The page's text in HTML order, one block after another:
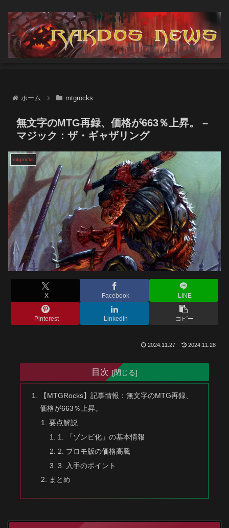
ホーム mtgrocks
無文字のMTG再録、価格が663％上昇。 –
マジック：ザ・ギャザリング
mtgrocks
X Facebook LINE
Pinterest LinkedIn コピー
2024.11.27 2024.11.28
目次
【MTGRocks】記事情報：無文字のMTG再録、
価格が663％上昇。
要点解説
1. 「ゾンビ化」の基本情報
2. プロモ版の価格高騰
3. 入手のポイント
まとめ